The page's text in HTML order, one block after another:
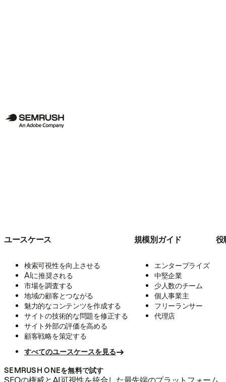
ユースケース
検索可視性を向上させる
AIに推奨される
市場を調査する
地域の顧客とつながる
魅力的なコンテンツを作成する
サイトの技術的な問題を修正する
サイト外部の評価を高める
顧客戦略を策定する
すべてのユースケースを見る
規模別ガイド
エンタープライズ
中堅企業
少人数のチーム
個人事業主
フリーランサー
代理店
役
SEMRUSH ONEを無料で試す
SEOの権威とAI可視性を統合した最先端のプラットフォーム